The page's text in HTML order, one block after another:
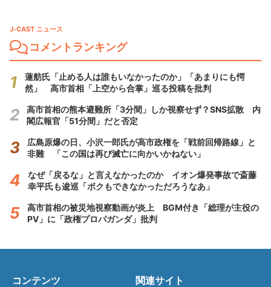
J-CAST ニュース
コメントランキング
蓮舫氏「止める人は誰もいなかったのか」「あまりにも愕
然」 高市首相「上空から合掌」巡る投稿を批判
高市首相の熊本避難所「3分間」しか視察せず？SNS拡散 内
閣広報官「51分間」だと否定
広島原爆の日、小沢一郎氏が高市政権を「戦前回帰路線」と
非難 「この国は再び滅亡に向かいかねない」
なぜ「戻るな」と言えなかったのか イオン爆発事故で斎藤
幸平氏も逡巡「ボクもできなかっただろうなあ」
高市首相の被災地視察動画が炎上 BGM付き「総理が主役の
PV」に「政権プロパガンダ」批判
コンテンツ 関連サイト